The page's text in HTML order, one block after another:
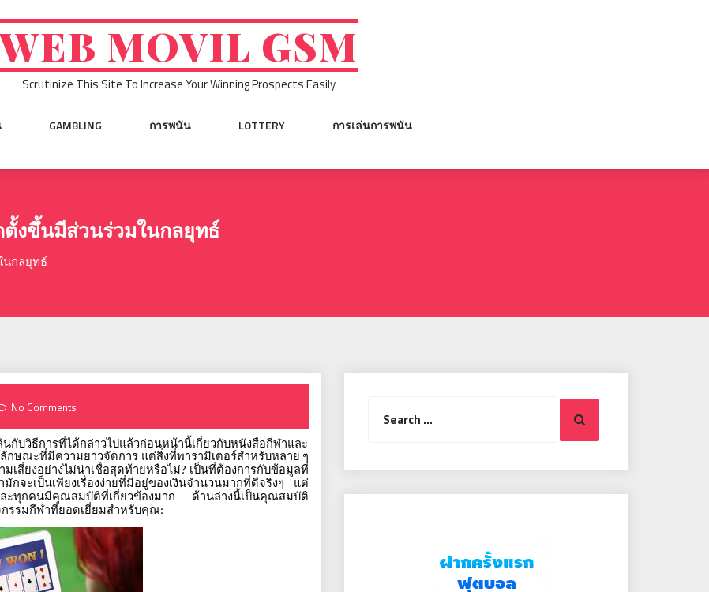
WEB MOVIL GSM
Scrutinize This Site To Increase Your Winning Prospects Easily
GAMBLING การพนัน LOTTERY การเล่นการพนัน
งขึ้นมีส่วนร่วมในกลยุทธ์
นกลยุทธ์
No Comments
กับวิธีการที่ได้กล่าวไปแล้วก่อนหน้านี้เกี่ยวกับหนังสือกีฬาและ
กษณะที่มีความยาวจัดการ แต่สิ่งที่พารามิเตอร์สำหรับหลาย ๆ
เสี่ยงอย่างไม่น่าเชื่อสุดท้ายหรือไม่? เป็นที่ต้องการกับข้อมูลที่
จะเป็นเพียงเรื่องง่ายที่มีอยู่ของเงินจำนวนมากที่ดีจริงๆ
แต่
ะทุกคนมีคุณสมบัติที่เกี่ยวข้องมาก
ด้านล่างนี้เป็นคุณสมบัติ
กรรมกีฬาที่ยอดเยี่ยมสำหรับคุณ:
for:
Search